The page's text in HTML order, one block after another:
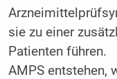
sie zu einer
Patienten führen.
AMPS entstehen,